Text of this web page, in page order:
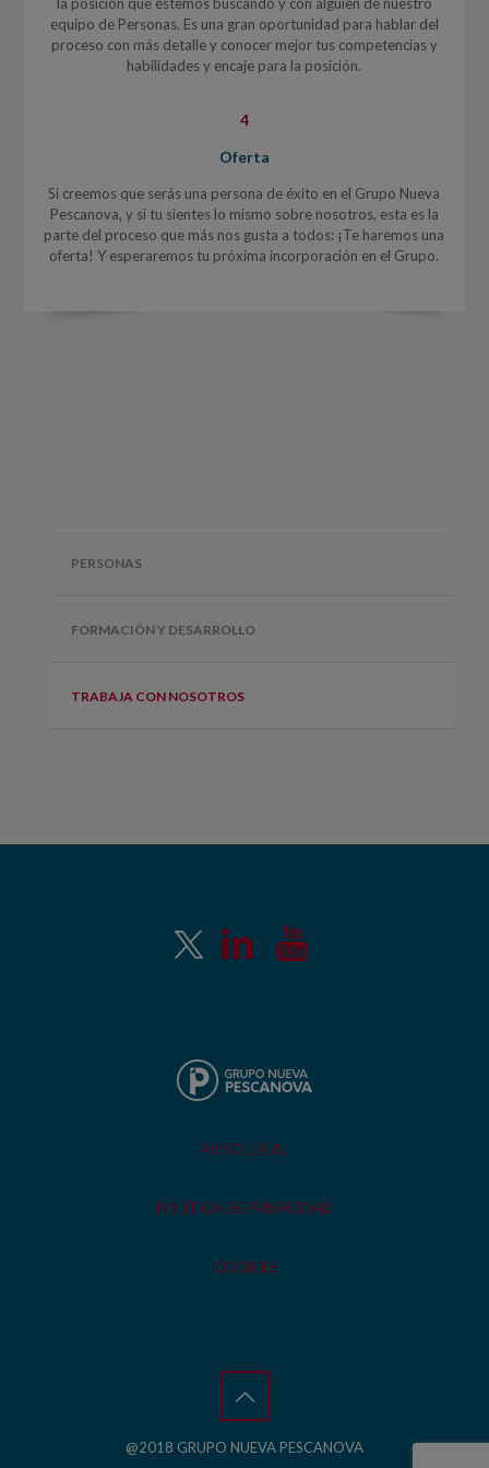
la posición que estemos buscando y con alguien de nuestro
equipo de Personas. Es una gran oportunidad para hablar del
proceso con más detalle y conocer mejor tus competencias y
habilidades y encaje para la posición.
4
Oferta
Si creemos que serás una persona de éxito en el Grupo Nueva
Pescanova, y si tu sientes lo mismo sobre nosotros, esta es la
parte del proceso que más nos gusta a todos: ¡Te haremos una
oferta! Y esperaremos tu próxima incorporación en el Grupo.
PERSONAS
FORMACIÓN Y DESARROLLO
TRABAJA CON NOSOTROS
AVISO LEGAL
POLÍTICA DE PRIVACIDAD
COOKIES
@2018 GRUPO NUEVA PESCANOVA